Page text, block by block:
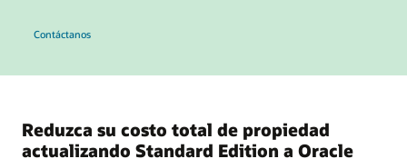
Contáctanos
Reduzca su costo total de propiedad
actualizando Standard Edition a Oracle